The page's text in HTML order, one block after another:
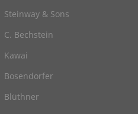
Steinway & Sons
C. Bechstein
Kawai
Bosendorfer
Blüthner